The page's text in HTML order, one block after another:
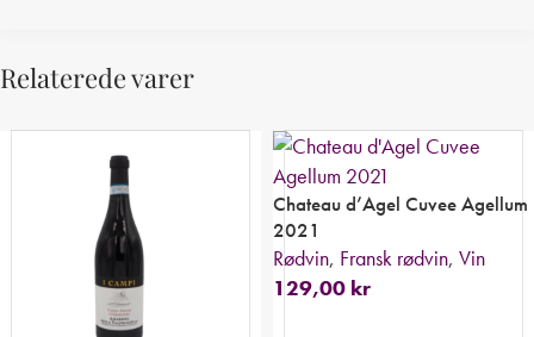
Relaterede varer
Chateau d’Agel Cuvee Agellum
2021
Rødvin, Fransk rødvin, Vin
129,00 kr